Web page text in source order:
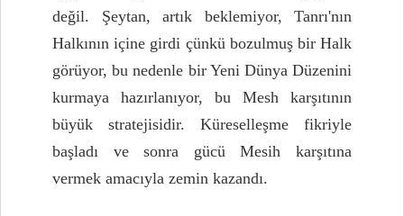
değil. Şeytan, artık beklemiyor, Tanrı'nın
Halkının içine girdi çünkü bozulmuş bir Halk
görüyor, bu nedenle bir Yeni Dünya Düzenini
kurmaya hazırlanıyor, bu Mesh karşıtının
büyük stratejisidir. Küreselleşme fikriyle
başladı ve sonra gücü Mesih karşıtına
vermek amacıyla zemin kazandı.